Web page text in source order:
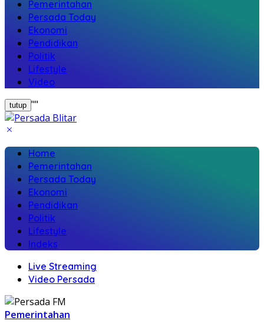
Pemerintahan
Persada Today
Ekonomi
Pendidikan
Politik
Lifestyle
Video
tutup ""
Home
Pemerintahan
Persada Today
Ekonomi
Pendidikan
Politik
Lifestyle
Indeks
Live Streaming
Video Persada
Pemerintahan